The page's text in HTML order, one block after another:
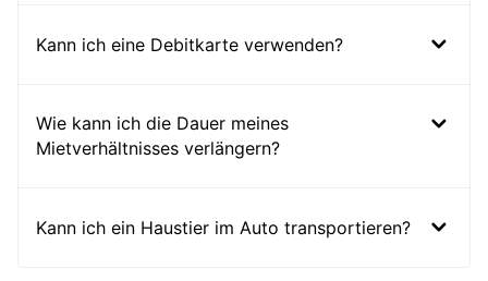
Kann ich eine Debitkarte verwenden?
Wie kann ich die Dauer meines
Mietverhältnisses verlängern?
Kann ich ein Haustier im Auto transportieren?